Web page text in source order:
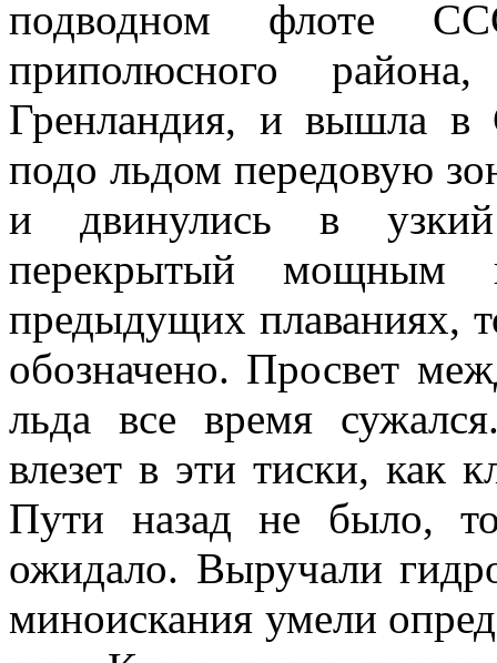
подводном флоте
приполюсного
Гренландия, и вышла в
подо льдом передовую
и двинулись в
перекрытый
предыдущих плаваниях,
обозначено. Просвет
льда все время
влезет в эти тиски, как
Пути назад не было,
ожидало. Выручали
миноискания умели